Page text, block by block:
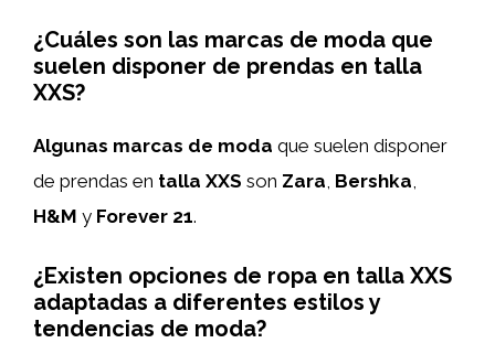
¿Cuáles son las marcas de moda que
suelen disponer de prendas en talla
XXS?
Algunas marcas de moda que suelen disponer
de prendas en talla XXS son Zara, Bershka,
H&M y Forever 21.
¿Existen opciones de ropa en talla XXS
adaptadas a diferentes estilos y
tendencias de moda?